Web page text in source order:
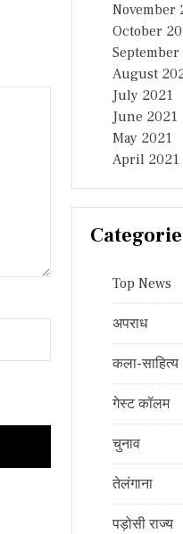
November
October
September
August
July 2021
June 2021
May 2021
April 2021
Top News
अपराध
कला-साहित्य
गेस्ट कॉलम
चुनाव
तेलंगाना
पड़ोसी राज्य